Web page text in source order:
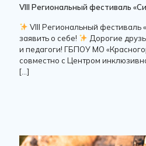
VIII Региональный фестиваль
VIII Региональный фестиваль
заявить о себе!
Дорогие
и педагоги! ГБПОУ МО
совместно с Центром
[…]